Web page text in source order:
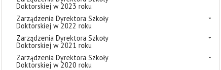
Doktorskiej w 2023 roku
Zarządzenia Dyrektora Szkoły
Doktorskiej w 2022 roku
Zarządzenia Dyrektora Szkoły
Doktorskiej w 2021 roku
Zarządzenia Dyrektora Szkoły
Doktorskiej w 2020 roku